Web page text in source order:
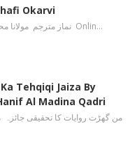
Okarvi
نماز مترجم مولانا محمد شفیع اوکاڑوی علیہ الرحمہ Onlin…
Tehqiqi Jaiza By
Al Madina Qadri
من گھڑت روایات کا تحقیقی جائزہ